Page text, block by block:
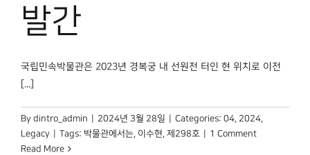
발간
국립민속박물관은 2023년 경복궁 내 선원전 터인 현 위치로 이전
[...]
By dintro_admin 2024년 3월 28일 Categories: 04, 2024,
Legacy
Tags: 박물관에서는, 이수현, 제298호
1 Comment
Read More